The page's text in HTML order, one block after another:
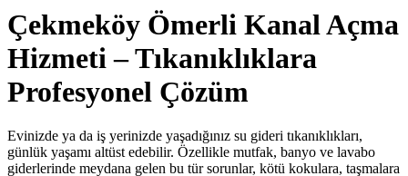
Çekmeköy Ömerli Kanal Açma
Hizmeti – Tıkanıklıklara
Profesyonel Çözüm
Evinizde ya da iş yerinizde yaşadığınız su gideri tıkanıklıkları,
günlük yaşamı altüst edebilir. Özellikle mutfak, banyo ve lavabo
giderlerinde meydana gelen bu tür sorunlar, kötü kokulara, taşmalara